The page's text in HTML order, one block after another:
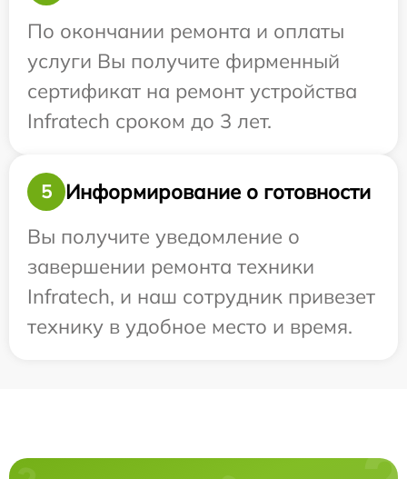
По окончании ремонта и оплаты
услуги Вы получите фирменный
сертификат на ремонт устройства
Infratech сроком до 3 лет.
5
Информирование о готовности
Вы получите уведомление о
завершении ремонта техники
Infratech, и наш сотрудник привезет
технику в удобное место и время.